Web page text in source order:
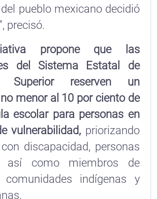
pueblo mexicano decidió
precisó.
propone que las
del Sistema Estatal de
Superior reserven un
menor al 10 por ciento de
escolar para personas en
vulnerabilidad, priorizando
discapacidad, personas
así como miembros de
indígenas y